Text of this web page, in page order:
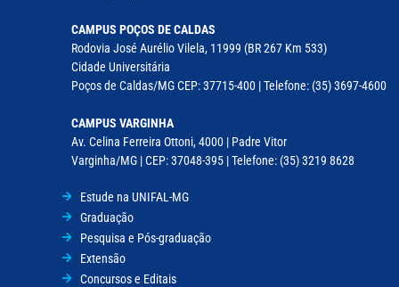
CAMPUS POÇOS DE CALDAS
Rodovia José Aurélio Vilela, 11999 (BR 267 Km 533)
Cidade Universitária
Poços de Caldas/MG CEP: 37715-400 | Telefone: (35) 3697-4600
CAMPUS VARGINHA
Av. Celina Ferreira Ottoni, 4000 | Padre Vitor
Varginha/MG | CEP: 37048-395 | Telefone: (35) 3219 8628
Estude na UNIFAL-MG
Graduação
Pesquisa e Pós-graduação
Extensão
Concursos e Editais